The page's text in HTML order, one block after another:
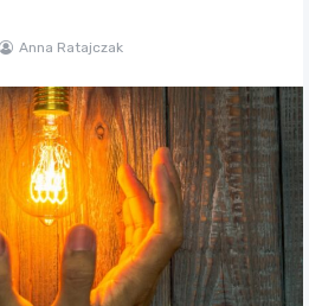
Anna Ratajczak